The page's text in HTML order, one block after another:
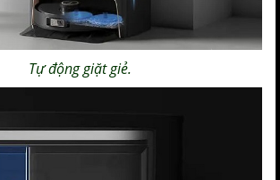
Tự động giặt giẻ.